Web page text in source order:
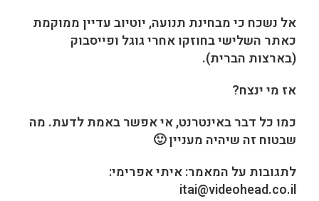
אל נשכח כי מבחינת תנועה, יוטיוב עדיין ממוקמת
כאתר השלישי בחוזקו אחרי גוגל ופייסבוק
(בארצות הברית).
אז מי ינצח?
כמו כל דבר באינטרנט, אי אפשר באמת לדעת. מה
שבטוח זה שיהיה מעניין 🙂
לתגובות על המאמר: איתי אפרימי:
itai@videohead.co.il